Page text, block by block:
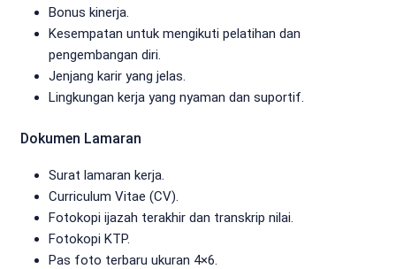
Bonus kinerja.
Kesempatan untuk mengikuti pelatihan dan
pengembangan diri.
Jenjang karir yang jelas.
Lingkungan kerja yang nyaman dan suportif.
Dokumen Lamaran
Surat lamaran kerja.
Curriculum Vitae (CV).
Fotokopi ijazah terakhir dan transkrip nilai.
Fotokopi KTP.
Pas foto terbaru ukuran 4×6.